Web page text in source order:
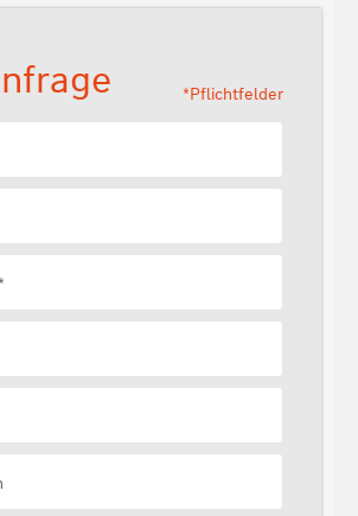
*Pflichtfelder